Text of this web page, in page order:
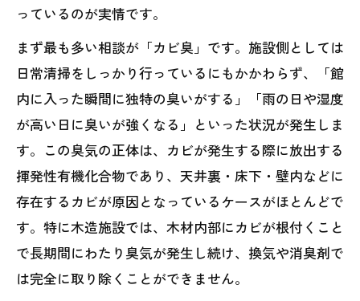
っているのが実情です。
まず最も多い相談が「カビ臭」です。施設側としては
日常清掃をしっかり行っているにもかかわらず、「館
内に入った瞬間に独特の臭いがする」「雨の日や湿度
が高い日に臭いが強くなる」といった状況が発生しま
す。この臭気の正体は、カビが発生する際に放出する
揮発性有機化合物であり、天井裏・床下・壁内などに
存在するカビが原因となっているケースがほとんどで
す。特に木造施設では、木材内部にカビが根付くこと
で長期間にわたり臭気が発生し続け、換気や消臭剤で
は完全に取り除くことができません。